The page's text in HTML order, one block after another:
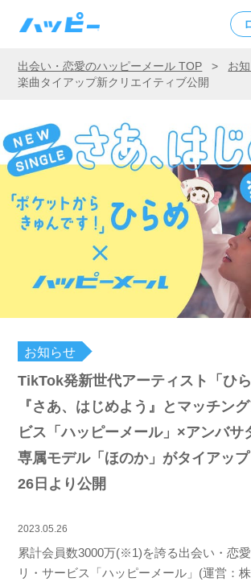
出会い・恋愛のハッピーメール TOP > お
楽曲タイアップ新クリエイティブ公開
お知らせ
TikTok発新世代アーティスト「ひ
『さあ、はじめよう』とマッチン
ビス「ハッピーメール」×アンバサ
専属モデル「ほのか」がタイアッ
26日より公開
2023.05.26
累計会員数3000万(※1)を誇る出会い・恋
リ・サービス「ハッピーメール」(運営：